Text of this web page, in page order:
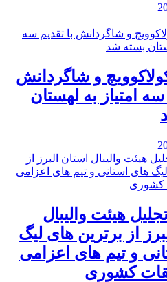
و شاگردانش
سه امتیاز به لهستان
هیئت والیبال
از برترین های لیگ
و تیم های اعزامی
کشوری